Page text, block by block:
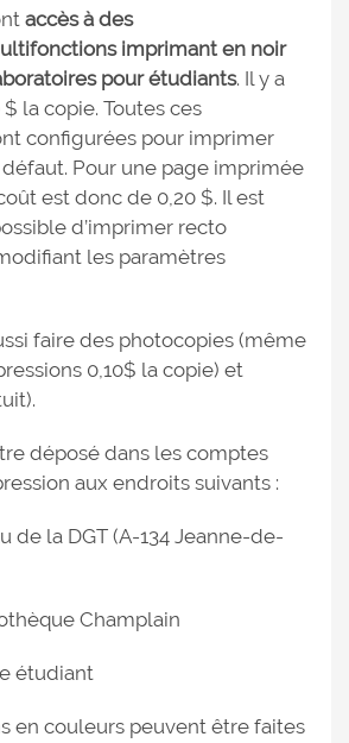
accès à des
imprimant en noir
pour étudiants. Il y a
la copie. Toutes ces
configurées pour imprimer
Pour une page imprimée
est donc de 0,20 $. Il est
d’imprimer recto
les paramètres
faire des photocopies (même
0,10$ la copie) et
déposé dans les comptes
aux endroits suivants :
de la DGT (A-134 Jeanne-de-
Champlain
étudiant
en couleurs peuvent être faites